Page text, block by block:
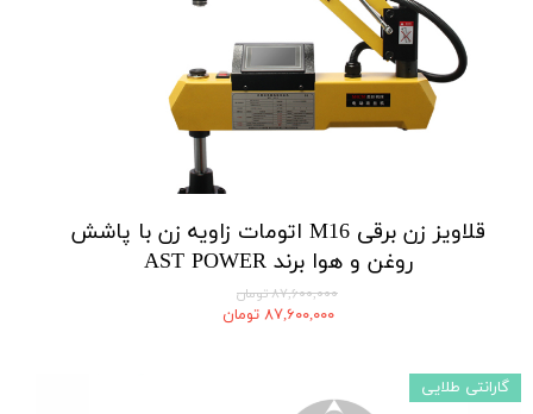
قلاویز زن برقی M16 اتومات زاویه زن با پاشش
روغن و هوا برند AST POWER
۸۷,۶۰۰,۰۰۰ تومان
۸۷,۶۰۰,۰۰۰ تومان
گارانتی طلایی